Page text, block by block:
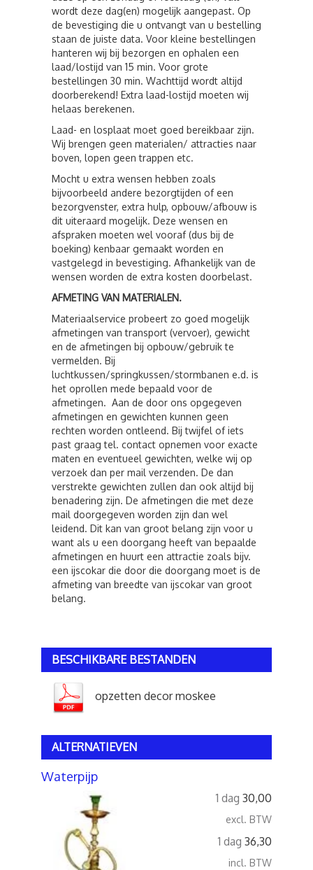
wordt deze dag(en) mogelijk aangepast. Op
de bevestiging die u ontvangt van u bestelling
staan de juiste data. Voor kleine bestellingen
hanteren wij bij bezorgen en ophalen een
laad/lostijd van 15 min. Voor grote
bestellingen 30 min. Wachttijd wordt altijd
doorberekend! Extra laad-lostijd moeten wij
helaas berekenen.
Laad- en losplaat moet goed bereikbaar zijn.
Wij brengen geen materialen/ attracties naar
boven, lopen geen trappen etc.
Mocht u extra wensen hebben zoals
bijvoorbeeld andere bezorgtijden of een
bezorgvenster, extra hulp, opbouw/afbouw is
dit uiteraard mogelijk. Deze wensen en
afspraken moeten wel vooraf (dus bij de
boeking) kenbaar gemaakt worden en
vastgelegd in bevestiging. Afhankelijk van de
wensen worden de extra kosten doorbelast.
AFMETING VAN MATERIALEN.
Materiaalservice probeert zo goed mogelijk
afmetingen van transport (vervoer), gewicht
en de afmetingen bij opbouw/gebruik te
vermelden. Bij
luchtkussen/springkussen/stormbanen e.d. is
het oprollen mede bepaald voor de
afmetingen. Aan de door ons opgegeven
afmetingen en gewichten kunnen geen
rechten worden ontleend. Bij twijfel of iets
past graag tel. contact opnemen voor exacte
maten en eventueel gewichten, welke wij op
verzoek dan per mail verzenden. De dan
verstrekte gewichten zullen dan ook altijd bij
benadering zijn. De afmetingen die met deze
mail doorgegeven worden zijn dan wel
leidend. Dit kan van groot belang zijn voor u
want als u een doorgang heeft van bepaalde
afmetingen en huurt een attractie zoals bijv.
een ijscokar die door die doorgang moet is de
afmeting van breedte van ijscokar van groot
belang.
BESCHIKBARE BESTANDEN
opzetten decor moskee
ALTERNATIEVEN
Waterpijp
1 dag 30,00
excl. BTW
1 dag 36,30
incl. BTW